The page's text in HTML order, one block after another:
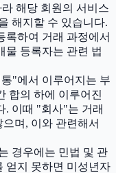
해당 회원의 서비스
해지할 수 있습니다.
록하여 거래 과정에서
물 등록자는 관련 법
"에서 이루어지는 부
합의 하에 이루어진
. 이때 "회사"는 거래
며, 이와 관련해서
경우에는 민법 및 관
얻지 못하면 미성년자